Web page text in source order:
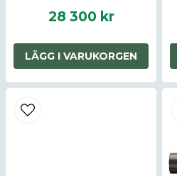
28 300 kr
LÄGG I VARUKORGEN
Garanti: 10 års